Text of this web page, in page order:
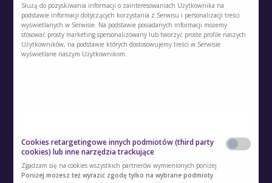
O Akademii
Kontakt
Regulamin kont i usług dodatkowych
Polityka prywatności usług dodatkowych
Służą do pozyskiwania informacji o zainteresowaniach Użytkownika na
podstawie informacji dotyczących korzystania z Serwisu i personalizacji treści
wyświetlanych w Serwisie. Na podstawie posiadanych informacji możemy
stosować prosty marketing spersonalizowany lub tworzyć proste profile naszych
Użytkowników, na podstawie których dostosowujemy treści w Serwisie
wyświetlane naszym Użytkownikom.
Cookies retargetingowe innych podmiotów (third party
cookies) lub inne narzędzia trackujące
Zgadzam się na cookies wszystkich partnerów wymienionych poniżej
Poniżej możesz też wyrazić zgodę tylko na wybrane podmioty